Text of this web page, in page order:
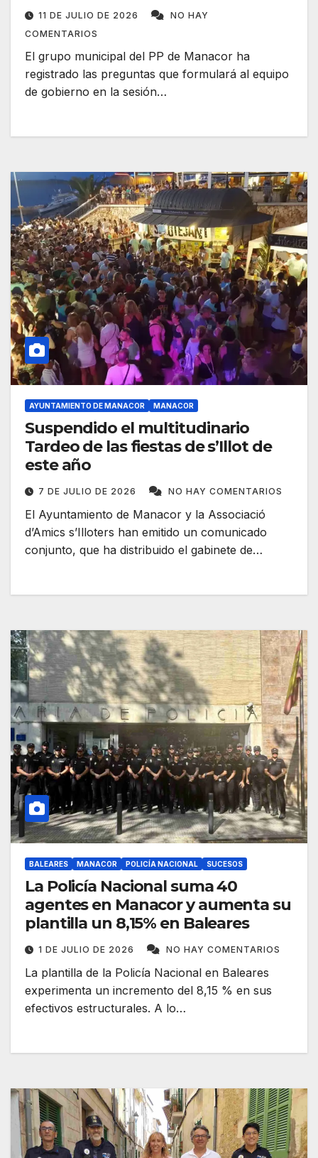
11 DE JULIO DE 2026
NO HAY
COMENTARIOS
El grupo municipal del PP de Manacor ha
registrado las preguntas que formulará al equipo
de gobierno en la sesión…
AYUNTAMIENTO DE MANACOR MANACOR
Suspendido el multitudinario
Tardeo de las fiestas de s’Illot de
este año
7 DE JULIO DE 2026 NO HAY COMENTARIOS
El Ayuntamiento de Manacor y la Associació
d’Amics s’Illoters han emitido un comunicado
conjunto, que ha distribuido el gabinete de…
BALEARES MANACOR POLICÍA NACIONAL SUCESOS
La Policía Nacional suma 40
agentes en Manacor y aumenta su
plantilla un 8,15% en Baleares
1 DE JULIO DE 2026 NO HAY COMENTARIOS
La plantilla de la Policía Nacional en Baleares
experimenta un incremento del 8,15 % en sus
efectivos estructurales. A lo…